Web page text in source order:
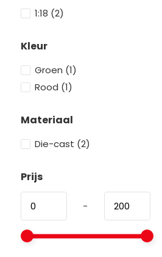
1:18 (2)
Kleur
Groen (1)
Rood (1)
Materiaal
Die-cast (2)
Prijs
-